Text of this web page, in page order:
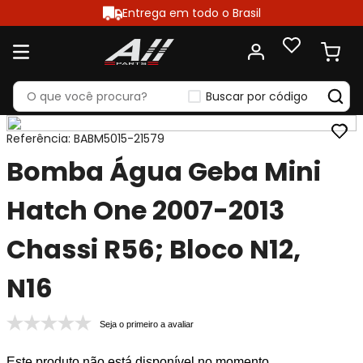
Entrega em todo o Brasil
Buscar por código
Referência: BABM5015-21579
Bomba Água Geba Mini
Hatch One 2007-2013
Chassi R56; Bloco N12,
N16
Seja o primeiro a avaliar